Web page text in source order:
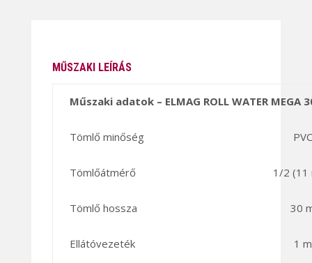
MŰSZAKI LEÍRÁS
Műszaki adatok – ELMAG ROLL WATER MEGA
Tömlő minőség PVC
Tömlőátmérő 1/2 (11
Tömlő hossza 30
Ellátóvezeték 1 m